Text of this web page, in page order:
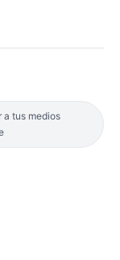
a tus medios